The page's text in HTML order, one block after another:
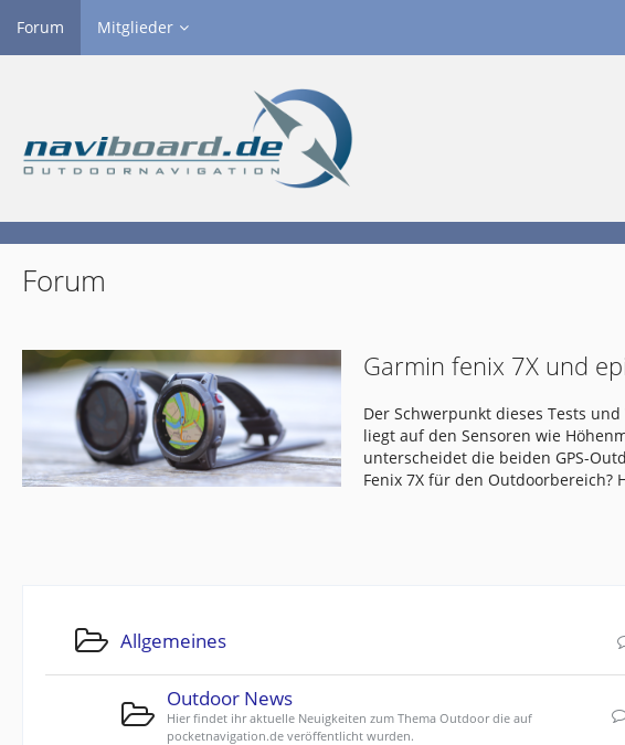
Forum Mitglieder
Forum
Garmin fenix 7X und
Der Schwerpunkt dieses Tests
liegt auf den Sensoren wie
unterscheidet die beiden GPS-
Fenix 7X für den Outdoorbereich?
Allgemeines
Outdoor News
Hier findet ihr aktuelle Neuigkeiten zum Thema Outdoor die auf
pocketnavigation.de veröffentlicht wurden.